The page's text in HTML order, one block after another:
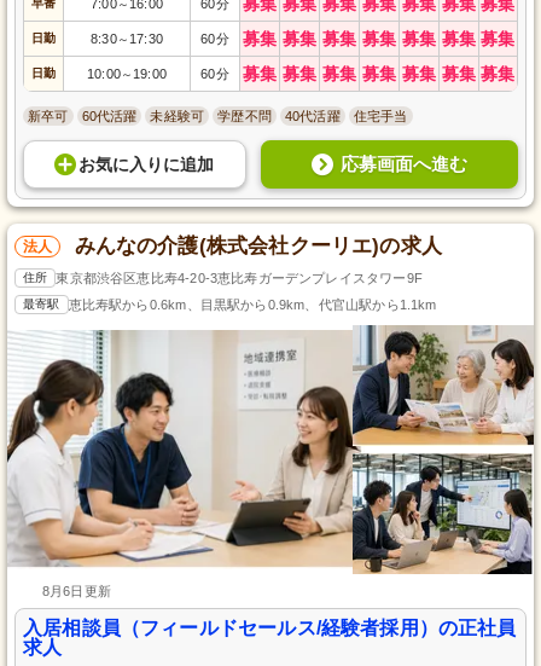
早番 7:00～ 16:00 60分
日勤 8:30～ 17:30 60分 募集 募集 募集 募集 募集 募集 募集
日勤 10:00～ 19:00 60分 募集 募集 募集 募集 募集 募集 募集
新卒可 60代活躍 未経験可 学歴不問 40代活躍 住宅手当
お気に入り に追加 応募画面へ進む
法人 みんなの介護(株式会社クーリエ)の求人
住所 東京都渋谷区恵比寿4-20-3恵比寿ガーデンプレイスタワー9F
最寄駅 恵比寿駅から0.6km、目黒駅から0.9km、代官山駅から1.1km
8月6日更新
入居相談員（フィールドセールス/経験者採用）の正社員
求人